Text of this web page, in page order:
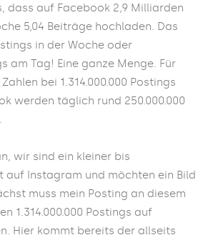
dass auf Facebook 2,9 Milliarden
5,04 Beiträge hochladen. Das
in der Woche oder
am Tag! Eine ganze Menge. Für
bei 1.314.000.000 Postings
werden täglich rund 250.000.000
wir sind ein kleiner bis
auf Instagram und möchten ein Bild
muss mein Posting an diesem
1.314.000.000 Postings auf
Hier kommt bereits der allseits